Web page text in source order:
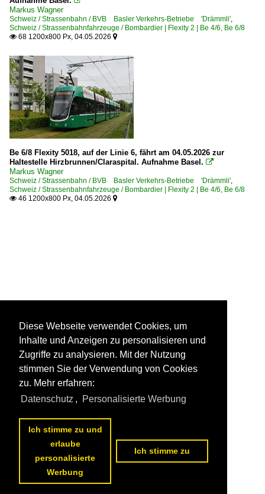
Markus Wagner
Schweiz / Strassenbahn / BVB Basler Verkehrs-Betriebe 'Drämmli',
Schweiz / Strassenbahnfahrzeuge / Bombardier | Flexity 2 | Be 4/6, Be 6/8
 68 1200x800 Px, 04.05.2026 
Be 6/8 Flexity 5018, auf der Linie 6, fährt am 04.05.2026 zur
Haltestelle Hirzbrunnen/Claraspital. Aufnahme Basel. 
Markus Wagner
Schweiz / Strassenbahn / BVB Basler Verkehrs-Betriebe 'Drämmli',
Schweiz / Strassenbahnfahrzeuge / Bombardier | Flexity 2 | Be 4/6, Be 6/8
 46 1200x800 Px, 04.05.2026 
Diese Webseite verwendet Cookies, um
Inhalte und Anzeigen zu personalisieren und
Zugriffe zu analysieren. Mit der Nutzung
stimmen Sie der Verwendung von Cookies
zu. Mehr erfahren:
Datenschutz , Personalisierte Werbung
Ich stimme zu und
erlaube
personalisierte
Werbung
Ich stimme zu